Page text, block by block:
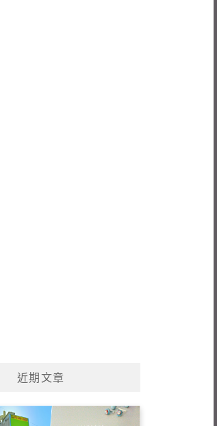
近期文章